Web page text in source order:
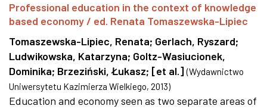
Professional education in the context of knowledge
based economy / ed. Renata Tomaszewska-Lipiec
Tomaszewska-Lipiec, Renata; Gerlach, Ryszard;
Ludwikowska, Katarzyna; Goltz-Wasiucionek,
Dominika; Brzeziński, Łukasz; [et al.] (Wydawnictwo
Uniwersytetu Kazimierza Wielkiego, 2013)
Education and economy seen as two separate areas of